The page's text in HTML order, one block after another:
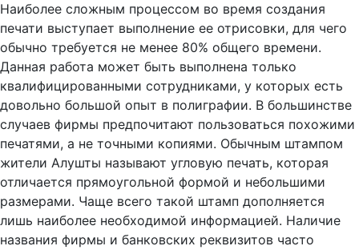
Наиболее сложным процессом во время создания
печати выступает выполнение ее отрисовки, для чего
обычно требуется не менее 80% общего времени.
Данная работа может быть выполнена только
квалифицированными сотрудниками, у которых есть
довольно большой опыт в полиграфии. В большинстве
случаев фирмы предпочитают пользоваться похожими
печатями, а не точными копиями. Обычным штампом
жители Алушты называют угловую печать, которая
отличается прямоугольной формой и небольшими
размерами. Чаще всего такой штамп дополняется
лишь наиболее необходимой информацией. Наличие
названия фирмы и банковских реквизитов часто